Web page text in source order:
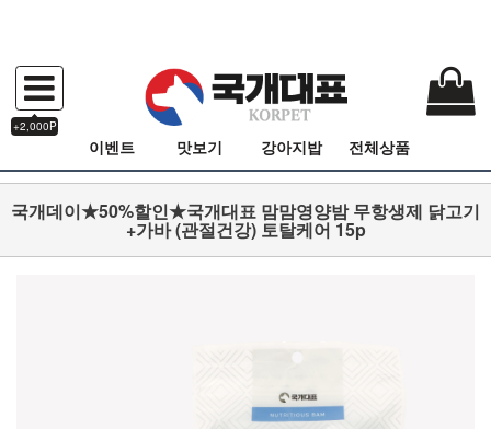
+2,000P
이벤트 맛보기 강아지밥 전체상품
국개데이★50%할인★국개대표 맘맘영양밤 무항생제 닭고기
+가바 (관절건강) 토탈케어 15p